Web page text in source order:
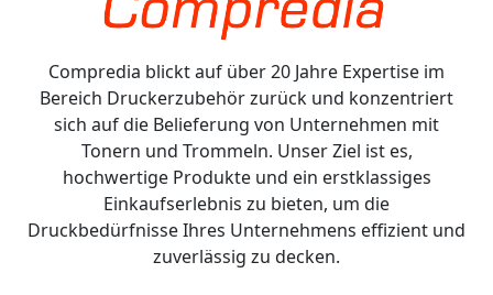
Compredia blickt auf über 20 Jahre Expertise im
Bereich Druckerzubehör zurück und konzentriert
sich auf die Belieferung von Unternehmen mit
Tonern und Trommeln. Unser Ziel ist es,
hochwertige Produkte und ein erstklassiges
Einkaufserlebnis zu bieten, um die
Druckbedürfnisse Ihres Unternehmens effizient und
zuverlässig zu decken.